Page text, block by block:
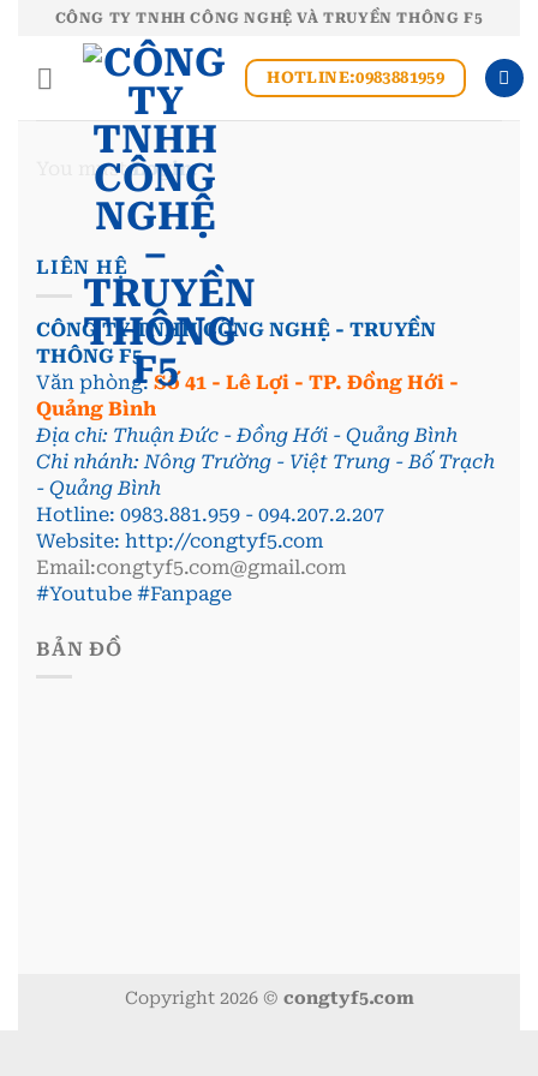
nội
dung
CÔNG TY TNHH CÔNG NGHỆ VÀ TRUYỀN THÔNG F5
HOTLINE:0983881959
You mustLogin.
LIÊN HỆ
CÔNG TY TNHH CÔNG NGHỆ - TRUYỀN
THÔNG F5
Văn phòng: Số 41 - Lê Lợi - TP. Đồng Hới -
Quảng Bình
Địa chỉ: Thuận Đức - Đồng Hới - Quảng Bình
Chi nhánh: Nông Trường - Việt Trung - Bố Trạch
- Quảng Bình
Hotline: 0983.881.959 - 094.207.2.207
Website: http://congtyf5.com
Email:congtyf5.com@gmail.com
#Youtube #Fanpage
BẢN ĐỒ
Copyright 2026 © congtyf5.com